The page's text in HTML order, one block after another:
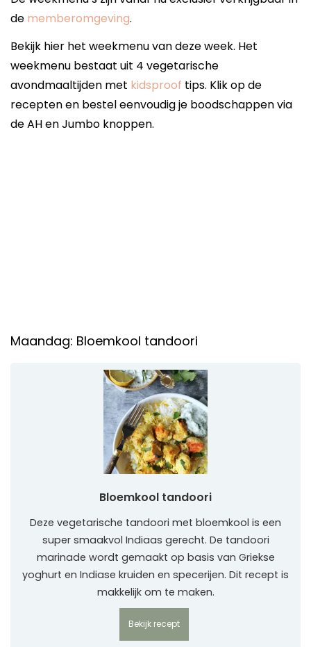
de memberomgeving.
Bekijk hier het weekmenu van deze week. Het
weekmenu bestaat uit 4 vegetarische
avondmaaltijden met kidsproof tips. Klik op de
recepten en bestel eenvoudig je boodschappen via
de AH en Jumbo knoppen.
Maandag: Bloemkool tandoori
Bloemkool tandoori
Deze vegetarische tandoori met bloemkool is een
super smaakvol Indiaas gerecht. De tandoori
marinade wordt gemaakt op basis van Griekse
yoghurt en Indiase kruiden en specerijen. Dit recept is
makkelijk om te maken.
Bekijk recept